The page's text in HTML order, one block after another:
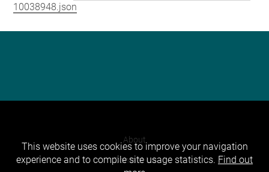
10038948.json
About
Contact Us
This website uses cookies to improve your navigation
experience and to compile site usage statistics. Find out